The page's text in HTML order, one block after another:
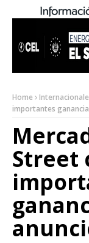
Home
importantes
Street